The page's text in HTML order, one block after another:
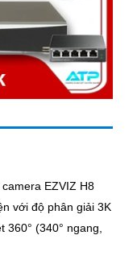
EZVIZ H8
với độ phân giải 3K